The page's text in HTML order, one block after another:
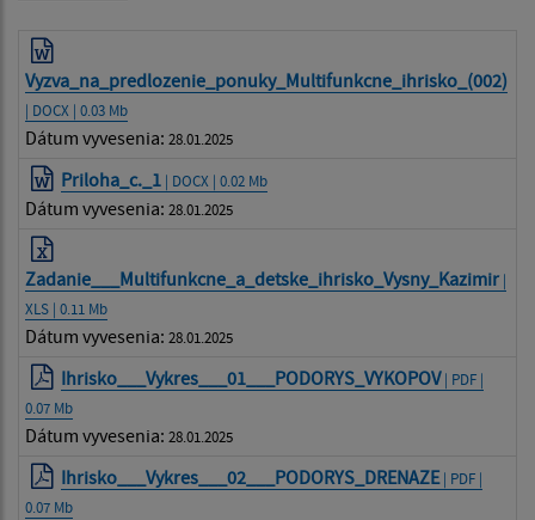
Vyzva_na_predlozenie_ponuky_Multifunkcne_ihrisko_(002)
| DOCX | 0.03 Mb
Dátum vyvesenia: 28.01.2025
Priloha_c._1 | DOCX | 0.02 Mb
Dátum vyvesenia: 28.01.2025
Zadanie___Multifunkcne_a_detske_ihrisko_Vysny_Kazimir |
XLS | 0.11 Mb
Dátum vyvesenia: 28.01.2025
Ihrisko___Vykres___01___PODORYS_VYKOPOV| PDF |
0.07 Mb
Dátum vyvesenia: 28.01.2025
Ihrisko___Vykres___02___PODORYS_DRENAZE| PDF |
0.07 Mb